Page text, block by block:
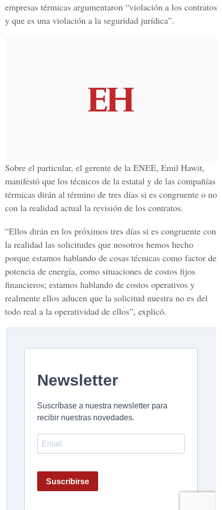
empresas térmicas argumentaron “violación a los contratos
y que es una violación a la seguridad jurídica”.
Sobre el particular, el gerente de la ENEE, Emil Hawit,
manifestó que los técnicos de la estatal y de las compañías
térmicas dirán al término de tres días si es congruente o no
con la realidad actual la revisión de los contratos.
“Ellos dirán en los próximos tres días si es congruente con
la realidad las solicitudes que nosotros hemos hecho
porque estamos hablando de cosas técnicas como factor de
potencia de energía, como situaciones de costos fijos
financieros; estamos hablando de costos operativos y
realmente ellos aducen que la solicitud nuestra no es del
todo real a la operatividad de ellos”, explicó.